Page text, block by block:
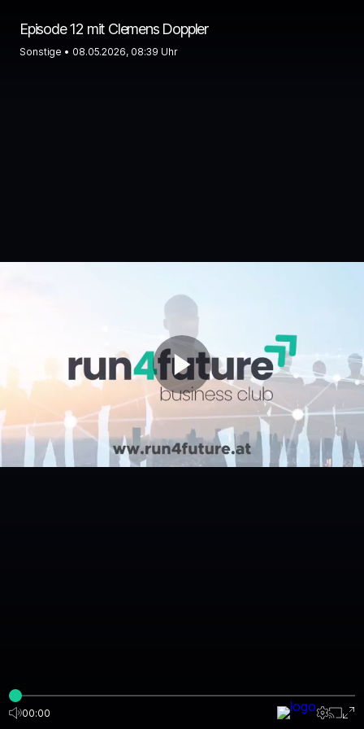
Episode 12 mit Clemens Doppler
Sonstige • 08.05.2026, 08:39 Uhr
00:00